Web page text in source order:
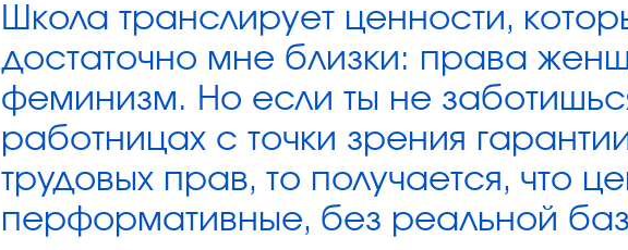
Школа транслирует ценности,
достаточно мне близки: права
феминизм. Но если ты не
работницах с точки зрения
трудовых прав, то получается, что
перформативные, без реальной